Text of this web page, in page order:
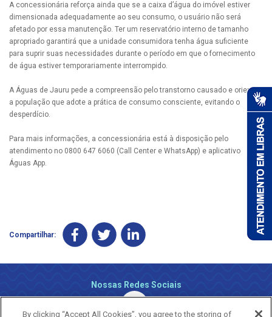
A concessionária reforça ainda que se a caixa d’água do imóvel estiver
dimensionada adequadamente ao seu consumo, o usuário não será
afetado por essa manutenção. Ter um reservatório interno de tamanho
apropriado garantirá que a unidade consumidora tenha água suficiente
para suprir suas necessidades durante o período em que o fornecimento
de água estiver temporariamente interrompido.
A Águas de Jauru pede a compreensão pelo transtorno causado e orienta
a população que adote a prática de consumo consciente, evitando o
desperdício.
Para mais informações, a concessionária está à disposição pelo
atendimento no 0800 647 6060 (Call Center e WhatsApp) e aplicativo
Águas App.
Compartilhar:
Nossas Redes Sociais
By clicking “Accept All Cookies”, you agree to the storing of